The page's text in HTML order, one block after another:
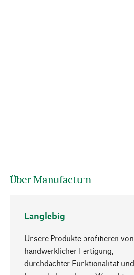
Über Manufactum
Langlebig
Unsere Produkte profitieren von
handwerklicher Fertigung,
durchdachter Funktionalität und